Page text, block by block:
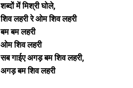
शब्दों में मिश्री घोले,
शिव लहरी रे ओम शिव लहरी
बम बम लहरी
ओम शिव लहरी
सब गाईए अगड़ बम शिव लहरी,
अगड़ बम शिव लहरी